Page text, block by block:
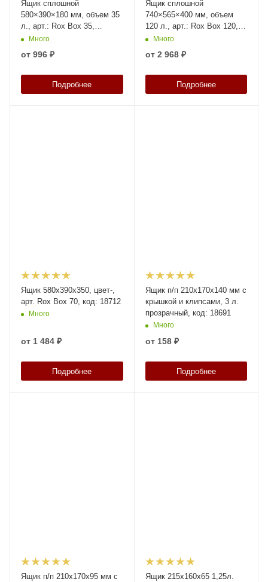
Ящик сплошной
580×390×180 мм, объем 35
л., арт.: Rox Box 35,
прозрачный, код: 18708
Много
от 996 ₽
Подробнее
Ящик сплошной
740×565×400 мм, объем
120 л., арт.: Rox Box 120,
прозрачный, код: 18714
Много
от 2 968 ₽
Подробнее
Ящик 580х390х350, цвет-,
арт. Rox Box 70, код: 18712
Много
от 1 484 ₽
Подробнее
Ящик п/п 210х170х140 мм с
крышкой и клипсами, 3 л.
прозрачный, код: 18691
Много
от 158 ₽
Подробнее
Ящик п/п 210х170х95 мм с
Ящик 215х160х65 1,25л.